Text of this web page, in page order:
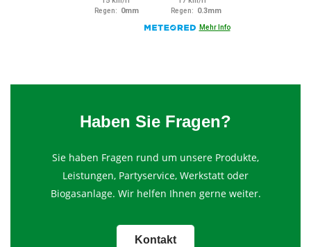
Haben Sie Fragen?
Sie haben Fragen rund um unsere Produkte,
Leistungen, Partyservice, Werkstatt oder
Biogasanlage. Wir helfen Ihnen gerne weiter.
Kontakt